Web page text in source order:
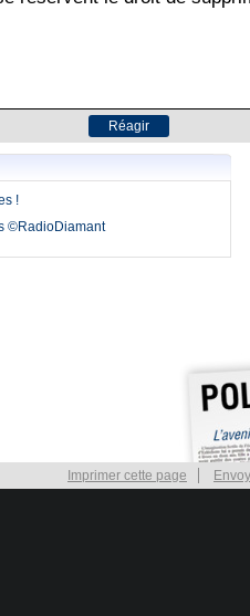
!
©RadioDiamant
Imprimer cette page